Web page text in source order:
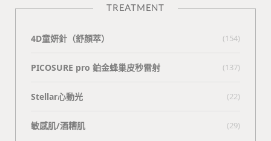
TREATMENT
4D童妍針（舒顏萃） (154)
PICOSURE pro 鉑金蜂巢皮秒雷射 (137)
Stellar心動光 (22)
敏感肌/酒糟肌 (29)